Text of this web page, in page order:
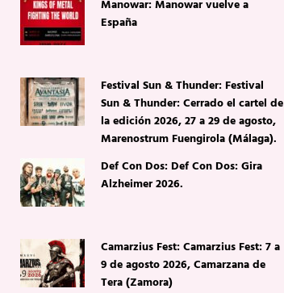
Manowar: Manowar vuelve a
España
Festival Sun & Thunder: Festival
Sun & Thunder: Cerrado el cartel de
la edición 2026, 27 a 29 de agosto,
Marenostrum Fuengirola (Málaga).
Def Con Dos: Def Con Dos: Gira
Alzheimer 2026.
Camarzius Fest: Camarzius Fest: 7 a
9 de agosto 2026, Camarzana de
Tera (Zamora)